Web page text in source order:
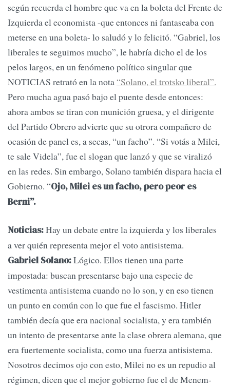
según recuerda el hombre que va en la boleta del Frente de
Izquierda el economista -que entonces ni fantaseaba con
meterse en una boleta- lo saludó y lo felicitó. “Gabriel, los
liberales te seguimos mucho”, le habría dicho el de los
pelos largos, en un fenómeno político singular que
NOTICIAS retrató en la nota “Solano, el trotsko liberal”.
Pero mucha agua pasó bajo el puente desde entonces:
ahora ambos se tiran con munición gruesa, y el dirigente
del Partido Obrero advierte que su otrora compañero de
ocasión de panel es, a secas, “un facho”. “Si votás a Milei,
te sale Videla”, fue el slogan que lanzó y que se viralizó
en las redes. Sin embargo, Solano también dispara hacia el
Gobierno. “Ojo, Milei es un facho, pero peor es
Berni”.
Noticias:Hay un debate entre la izquierda y los liberales
a ver quién representa mejor el voto antisistema.
Gabriel Solano:Lógico. Ellos tienen una parte
impostada: buscan presentarse bajo una especie de
vestimenta antisistema cuando no lo son, y en eso tienen
un punto en común con lo que fue el fascismo. Hitler
también decía que era nacional socialista, y era también
un intento de presentarse ante la clase obrera alemana, que
era fuertemente socialista, como una fuerza antisistema.
Nosotros decimos ojo con esto, Milei no es un repudio al
régimen, dicen que el mejor gobierno fue el de Menem-